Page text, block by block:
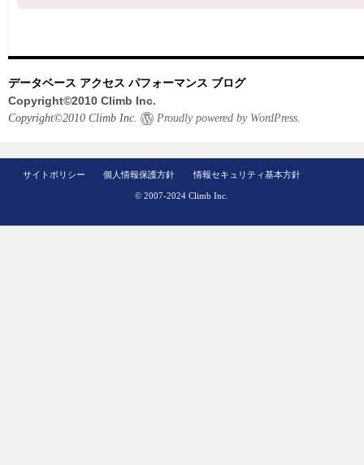
データベース アクセス パフォーマンス ブログ
Copyright©2010 Climb Inc.
Copyright©2010 Climb Inc. Proudly powered by WordPress.
サイトポリシー 個人情報保護方針 情報セキュリティ基本方針
© 2007-2024 Climb Inc.